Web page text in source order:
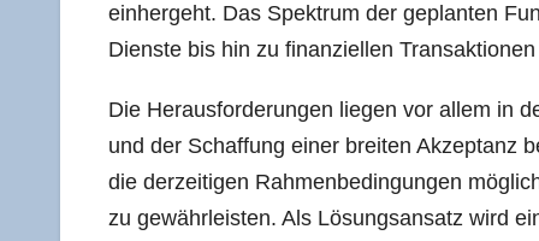
ein­her­geht. Das Spek­trum der geplan­ten
Diens­te bis hin zu finan­zi­el­len
Die Her­aus­for­de­run­gen lie­gen vor allem in
und der Schaf­fung einer brei­ten Akzep­tanz
die der­zei­ti­gen Rah­men­be­din­gun­gen
zu gewähr­leis­ten. Als Lösungs­an­satz wird